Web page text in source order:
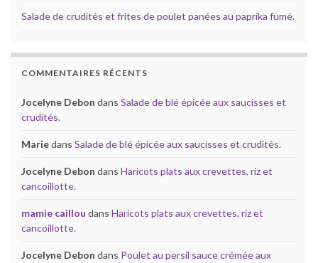
Salade de crudités et frites de poulet panées au paprika fumé.
COMMENTAIRES RÉCENTS
Jocelyne Debon dans Salade de blé épicée aux saucisses et
crudités.
Mariedans Salade de blé épicée aux saucisses et crudités.
Jocelyne Debon dans Haricots plats aux crevettes, riz et
cancoillotte.
mamie caillou dans Haricots plats aux crevettes, riz et
cancoillotte.
Jocelyne Debon dans Poulet au persil sauce crémée aux